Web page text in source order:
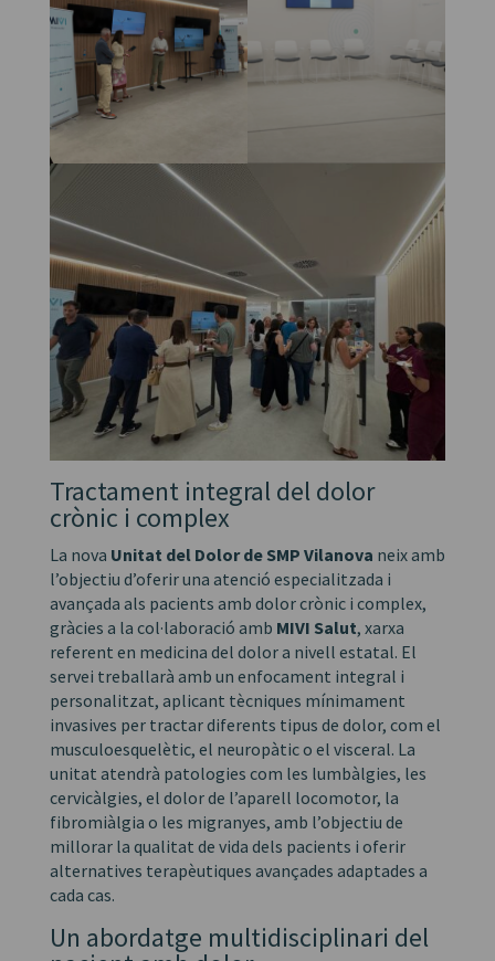
Tractament integral del dolor
crònic i complex
La nova Unitat del Dolor de SMP Vilanova neix amb
l’objectiu d’oferir una atenció especialitzada i
avançada als pacients amb dolor crònic i complex,
gràcies a la col·laboració amb MIVI Salut, xarxa
referent en medicina del dolor a nivell estatal. El
servei treballarà amb un enfocament integral i
personalitzat, aplicant tècniques mínimament
invasives per tractar diferents tipus de dolor, com el
musculoesquelètic, el neuropàtic o el visceral. La
unitat atendrà patologies com les lumbàlgies, les
cervicàlgies, el dolor de l’aparell locomotor, la
fibromiàlgia o les migranyes, amb l’objectiu de
millorar la qualitat de vida dels pacients i oferir
alternatives terapèutiques avançades adaptades a
cada cas.
Un abordatge multidisciplinari del